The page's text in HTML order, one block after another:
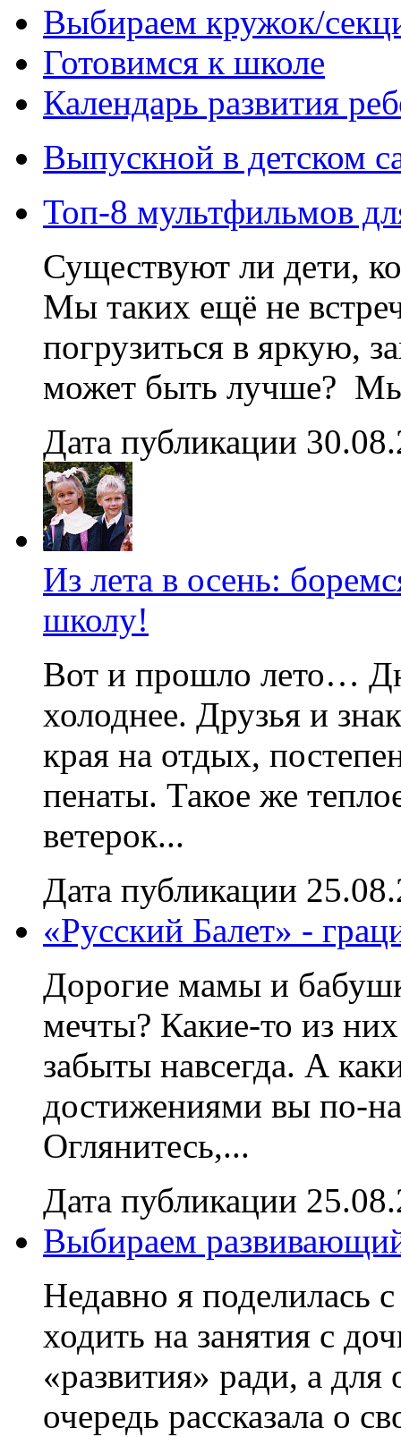
Выбираем кружок/
Готовимся к школе
Календарь развития
Выпускной в детском
Топ-8 мультфильмов
Существуют ли дети,
Мы таких ещё не
погрузиться в яркую,
может быть лучше? Мы
Дата публикации
Из лета в осень:
школу!
Вот и прошло лето…
холоднее. Друзья и
края на отдых,
пенаты. Такое же
ветерок...
Дата публикации
«Русский Балет» -
Дорогие мамы и
мечты? Какие-то из
забыты навсегда. А
достижениями вы по-
Оглянитесь,...
Дата публикации
Выбираем
Недавно я поделилась
ходить на занятия с
«развития» ради, а
очередь рассказала о